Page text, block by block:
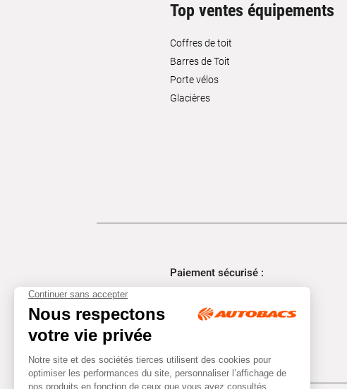
Top ventes équipements
Coffres de toit
Barres de Toit
Porte vélos
Glacières
Paiement sécurisé :